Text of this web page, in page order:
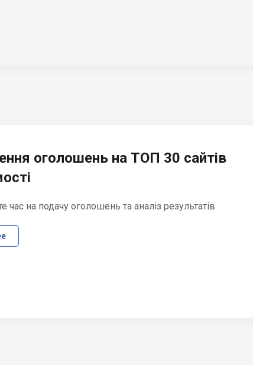
оголошень на ТОП 30 сайтів
час на подачу оголошень та аналіз результатів